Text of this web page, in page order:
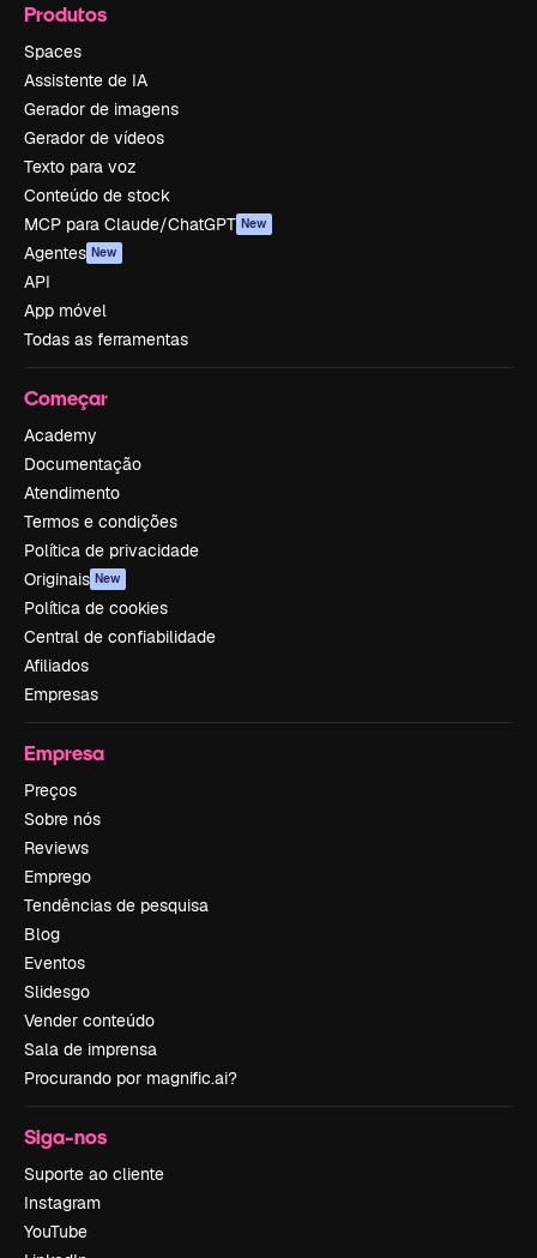
Produtos
Spaces
Assistente de IA
Gerador de imagens
Gerador de vídeos
Texto para voz
Conteúdo de stock
MCP para Claude/ChatGPT New
Agentes New
API
App móvel
Todas as ferramentas
Começar
Academy
Documentação
Atendimento
Termos e condições
Política de privacidade
Originais New
Política de cookies
Central de confiabilidade
Afiliados
Empresas
Empresa
Preços
Sobre nós
Reviews
Emprego
Tendências de pesquisa
Blog
Eventos
Slidesgo
Vender conteúdo
Sala de imprensa
Procurando por magnific.ai?
Siga-nos
Suporte ao cliente
Instagram
YouTube